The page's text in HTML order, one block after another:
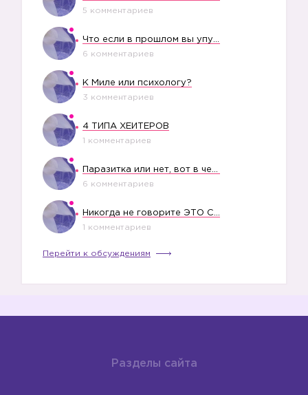
5 комментариев
6 комментариев
К Миле или психологу?
3 комментариев
4 ТИПА ХЕЙТЕРОВ
1 комментариев
6 комментариев
1 комментариев
Перейти к обсуждениям
Разделы сайта